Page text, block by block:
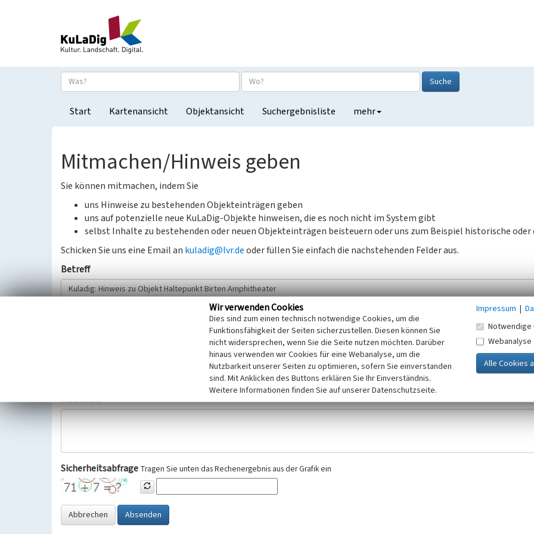
Suche
Start Kartenansicht Objektansicht Suchergebnisliste mehr
Mitmachen/Hinweis geben
Sie können mitmachen, indem Sie
uns Hinweise zu bestehenden Objekteinträgen geben
uns auf potenzielle neue KuLaDig-Objekte hinweisen, die es noch nicht im System gibt
selbst Inhalte zu bestehenden oder neuen Objekteinträgen beisteuern oder uns zum Beispiel historische oder
Schicken Sie uns eine Email an kuladig@lvr.deoder füllen Sie einfach die nachstehenden Felder aus.
Betreff
Wir bitten Sie um freiwillige Angabe Ihres Namens und Ihrer E-Mail-Adresse. Ihre Angaben werden ausschließlich im Rahmen der KuLaDig-
Selbstverständlich werden diese entsprechend der Vorschriften des Telemediengesetzes, des Datenschutzgesetzes NRW und der seit
Datenschutzgrundverordnung (EU-DSGVO) vertraulich behandelt, beachten Sie bitte unsere Hinweise zumDatenschutz
Nachricht
Sicherheitsabfrage Tragen Sie unten das Rechenergebnis aus der Grafik ein
Abbrechen Absenden
Wir verwenden Cookies
Dies sind zum einen technisch notwendige Cookies, um die
Funktionsfähigkeit der Seiten sicherzustellen. Diesen können Sie
nicht widersprechen, wenn Sie die Seite nutzen möchten. Darüber
hinaus verwenden wir Cookies für eine Webanalyse, um die
Nutzbarkeit unserer Seiten zu optimieren, sofern Sie einverstanden
sind. Mit Anklicken des Buttons erklären Sie Ihr Einverständnis.
Weitere Informationen finden Sie auf unserer Datenschutzseite.
Impressum |
Notwendige
Webanalyse